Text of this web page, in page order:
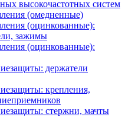
высокочастотных систем
(омедненные)
(оцинкованные):
зажимы
(оцинкованные):
держатели
крепления,
стержни, мачты